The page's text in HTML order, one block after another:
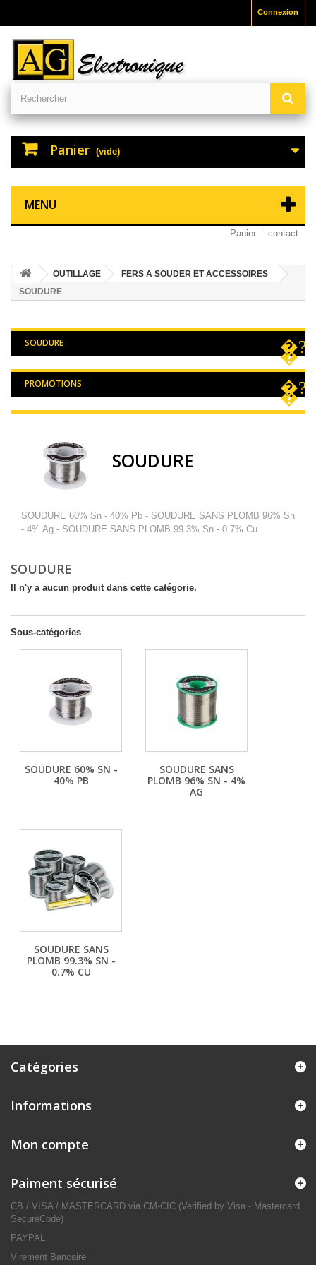
Connexion
Panier (vide)
MENU
Panier contact
OUTILLAGE
FERS A SOUDER ET ACCESSOIRES
SOUDURE
SOUDURE
PROMOTIONS
SOUDURE
SOUDURE 60% Sn - 40% Pb - SOUDURE SANS PLOMB 96% Sn
- 4% Ag - SOUDURE SANS PLOMB 99.3% Sn - 0.7% Cu
SOUDURE
Il n'y a aucun produit dans cette catégorie.
Sous-catégories
SOUDURE 60% SN -
40% PB
SOUDURE SANS
PLOMB 96% SN - 4%
AG
SOUDURE SANS
PLOMB 99.3% SN -
0.7% CU
Catégories
Informations
Mon compte
Paiment sécurisé
CB / VISA / MASTERCARD via CM-CIC (Verified by Visa - Mastercard
SecureCode)
PAYPAL
Virement Bancaire